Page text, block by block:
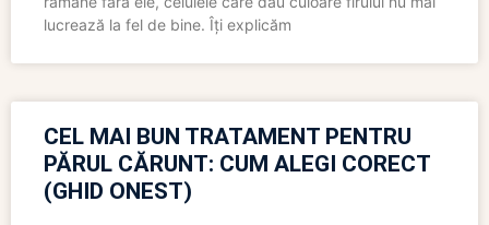
lucrează la fel de bine. Îți explicăm
CEL MAI BUN TRATAMENT PENTRU
PĂRUL CĂRUNT: CUM ALEGI CORECT
(GHID ONEST)